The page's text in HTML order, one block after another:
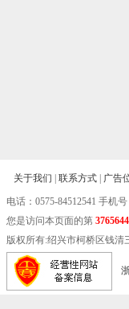
关于我们 联系方式 广告
电话： 0575-84512541 手机号
您是访问本页面的第
版权所有:绍兴市柯桥区钱